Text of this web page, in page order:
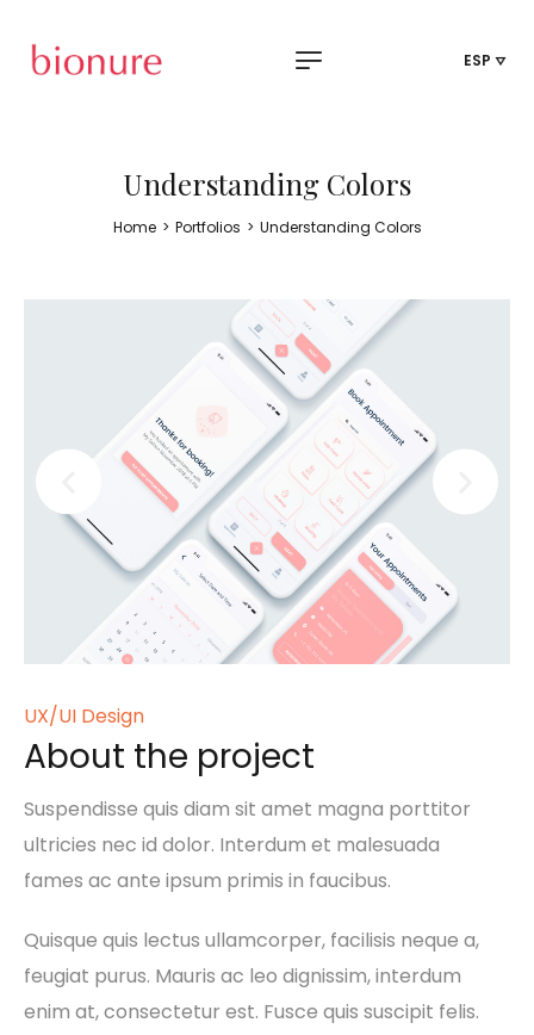
ESP
Understanding Colors
Home > Portfolios > Understanding Colors
UX/UI Design
About the project
Suspendisse quis diam sit amet magna porttitor
ultricies nec id dolor. Interdum et malesuada
fames ac ante ipsum primis in faucibus.
Quisque quis lectus ullamcorper, facilisis neque a,
feugiat purus. Mauris ac leo dignissim, interdum
enim at, consectetur est. Fusce quis suscipit felis.